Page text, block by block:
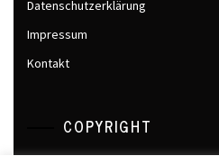
Datenschutzerklärung
Impressum
Kontakt
COPYRIGHT